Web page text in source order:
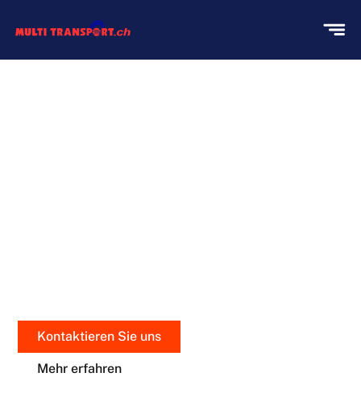
Kontaktieren Sie uns
Mehr erfahren